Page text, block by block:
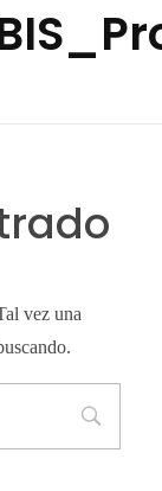
vez una